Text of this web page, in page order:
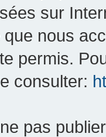
sur
nous
permis.
consulter:
pas